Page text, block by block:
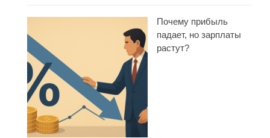
Почему прибыль
падает, но зарплаты
растут?